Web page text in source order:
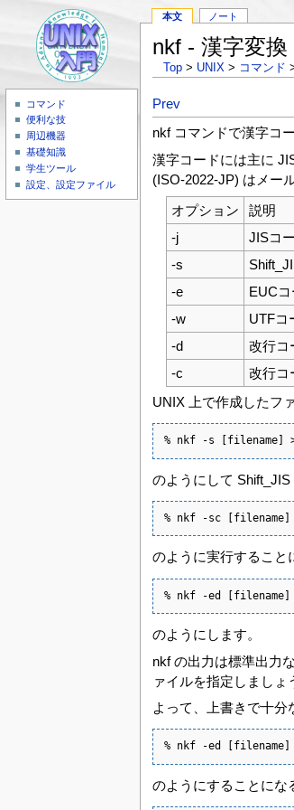
コマンド
便利な技
周辺機器
基礎知識
学生ツール
設定、設定ファイル
本文 ノート
nkf - 漢字変換
Top > UNIX > コマンド
Prev
nkf コマンドで漢字コ
漢字コードには主に
(ISO-2022-JP) はメー
オプション
説明
-j
JISコ
-s
-e
EUC
-w
UTFコ
-d
改行コ
-c
改行コ
UNIX 上で作成したフ
% nkf -s [filename]
のようにして
% nkf -sc [filename]
のように実行すること
% nkf -ed
のようにします。
nkf の出力は標準出力
ァイルを指定しましょ
よって、上書きで十分
% nkf -ed [filename]
のようにすることにな